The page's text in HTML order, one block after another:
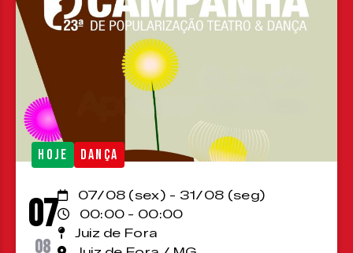
HOJE DANÇA
07
08
07/08 (sex) - 31/08 (seg)
00:00 - 00:00
Juiz de Fora